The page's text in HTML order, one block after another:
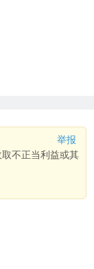
举报
不正当利益或其